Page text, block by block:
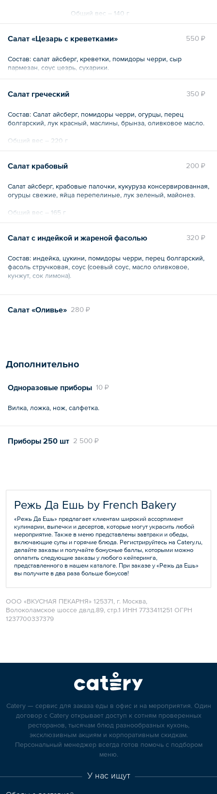
Общий вес – 140 г
550 ₽
Салат «Цезарь с креветками»
Состав: салат айсберг, креветки, помидоры черри, сыр
пармезан, соус цезрь, сухарики.
350 ₽
Салат греческий
Состав: Салат айсберг, помидоры черри, огурцы, перец
болгарский, лук красный, маслины, брынза, оливковое масло.
Общий вес – 220 г
200 ₽
Салат крабовый
Салат айсберг, крабовые палочки, кукуруза консервированная,
огурцы свежие, яйца перепелиные, лук зеленый, майонез.
Общий вес – 165 г
320 ₽
Салат с индейкой и жареной фасолью
Состав: индейка, цукини, помидоры черри, перец болгарский,
фасоль стручковая, соус (соевый соус, масло оливковое,
кунжут, сок лимона).
Общий вес – 220 г
280 ₽
Салат «Оливье»
Дополнительно
10 ₽
Одноразовые приборы
Вилка, ложка, нож, салфетка.
2 500 ₽
Приборы 250 шт
Режь Да Ешь by French Bakery
«Режь Да Ешь» предлагает клиентам широкий ассортимент
кулинарии, выпечки и десертов, которые могут украсить любой
мероприятие. Также в меню представлены завтраки и обеды,
включающие супы и горячие блюда. Регистрируйтесь на Catery.ru,
делайте заказы и получайте бонусные баллы, которыми можно
оплатить следующие заказы у любого кейтеринга,
представленного в нашем каталоге. При заказе у «Режь да Ешь»
вы получите в два раза больше бонусов!
ООО «ВКУСНАЯ ПЕКАРНЯ» 125371, г. Москва,
Волоколамское шоссе двлд.89, стр.1 ИНН 7733411251 ОГРН
1237700337379
Catery — сервис для заказа еды в офис и на мероприятия. Один
договор с Catery открывает доступ к сотням проверенных
ресторанов, тысячам блюд разнообразных кухонь,
эксклюзивным акциям и корпоративным скидкам.
Персональный менеджер всегда готов помочь с подбором
меню.
У нас ищут